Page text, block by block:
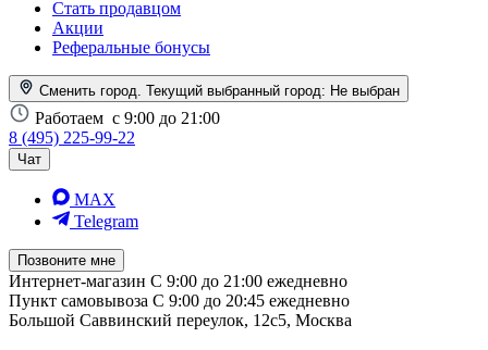
Стать продавцом
Акции
Реферальные бонусы
Сменить город. Текущий выбранный город: Не выбран
Работаем с 9:00 до 21:00
8 (495) 225-99-22
Чат
MAX
Telegram
Позвоните мне
Интернет-магазин С 9:00 до 21:00 ежедневно
Пункт самовывоза С 9:00 до 20:45 ежедневно
Большой Саввинский переулок, 12с5, Москва